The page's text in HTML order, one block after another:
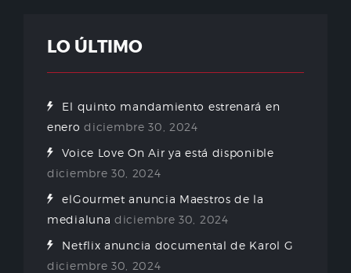
LO ÚLTIMO
El quinto mandamiento estrenará en
enero diciembre 30, 2024
Voice Love On Air ya está disponible
diciembre 30, 2024
elGourmet anuncia Maestros de la
medialuna diciembre 30, 2024
Netflix anuncia documental de Karol G
diciembre 30, 2024